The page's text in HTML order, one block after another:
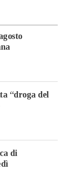
“droga del
di